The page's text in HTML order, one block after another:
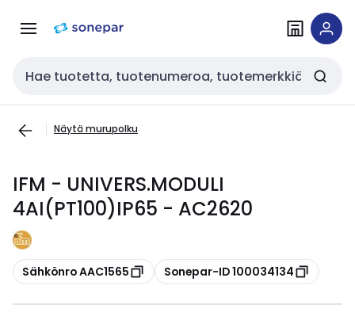
navigointiinsisältöön
Haku
Näytä murupolku
IFM - UNIVERS.MODULI
4AI(PT100)IP65 - AC2620
Kopioi
Sähkönro AAC1565 Kopioi
Sonepar-ID 100034134